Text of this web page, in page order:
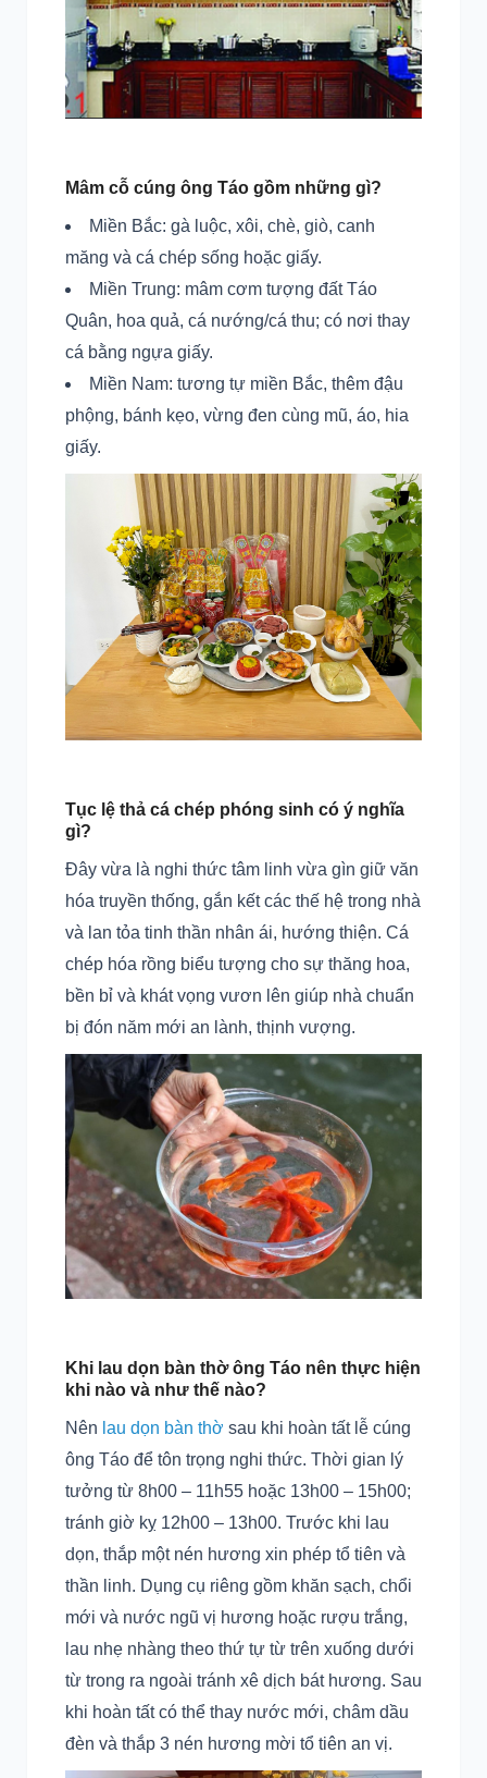
Mâm cỗ cúng ông Táo gồm những gì?
Miền Bắc: gà luộc, xôi, chè, giò, canh
măng và cá chép sống hoặc giấy.
Miền Trung: mâm cơm tượng đất Táo
Quân, hoa quả, cá nướng/cá thu; có nơi thay
cá bằng ngựa giấy.
Miền Nam: tương tự miền Bắc, thêm đậu
phộng, bánh kẹo, vừng đen cùng mũ, áo, hia
giấy.
Tục lệ thả cá chép phóng sinh có ý nghĩa
gì?
Đây vừa là nghi thức tâm linh vừa gìn giữ văn
hóa truyền thống, gắn kết các thế hệ trong nhà
và lan tỏa tinh thần nhân ái, hướng thiện. Cá
chép hóa rồng biểu tượng cho sự thăng hoa,
bền bỉ và khát vọng vươn lên giúp nhà chuẩn
bị đón năm mới an lành, thịnh vượng.
Khi lau dọn bàn thờ ông Táo nên thực hiện
khi nào và như thế nào?
Nên lau dọn bàn thờ sau khi hoàn tất lễ cúng
ông Táo để tôn trọng nghi thức. Thời gian lý
tưởng từ 8h00 – 11h55 hoặc 13h00 – 15h00;
tránh giờ kỵ 12h00 – 13h00. Trước khi lau
dọn, thắp một nén hương xin phép tổ tiên và
thần linh. Dụng cụ riêng gồm khăn sạch, chổi
mới và nước ngũ vị hương hoặc rượu trắng,
lau nhẹ nhàng theo thứ tự từ trên xuống dưới
từ trong ra ngoài tránh xê dịch bát hương. Sau
khi hoàn tất có thể thay nước mới, châm dầu
đèn và thắp 3 nén hương mời tổ tiên an vị.